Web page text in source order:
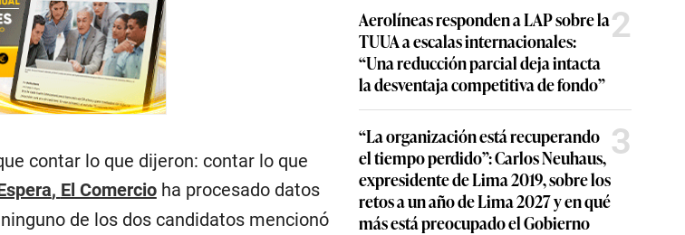
contar lo que dijeron: contar lo que
, El Comercioha procesado datos
de los dos candidatos mencionó
Aerolíneas responden a LAP sobre la
TUUA a escalas internacionales:
“Una reducción parcial deja intacta
la desventaja competitiva de fondo”
2
“La organización está recuperando
el tiempo perdido”: Carlos Neuhaus,
expresidente de Lima 2019, sobre los
retos a un año de Lima 2027 y en qué
más está preocupado el Gobierno
3